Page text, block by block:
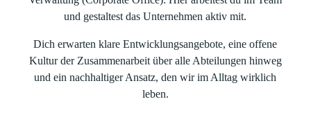
und gestaltest das Unternehmen aktiv mit.
Dich erwarten klare Entwicklungsangebote, eine offene
Kultur der Zusammenarbeit über alle Abteilungen hinweg
und ein nachhaltiger Ansatz, den wir im Alltag wirklich
leben.